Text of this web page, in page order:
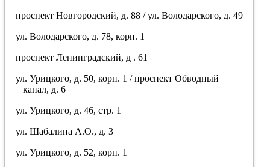
проспект Новгородский, д. 88 / ул. Володарского, д. 49
ул. Володарского, д. 78, корп. 1
проспект Ленинградский, д . 61
ул. Урицкого, д. 50, корп. 1 / проспект Обводный
канал, д. 6
ул. Урицкого, д. 46, стр. 1
ул. Шабалина А.О., д. 3
ул. Урицкого, д. 52, корп. 1